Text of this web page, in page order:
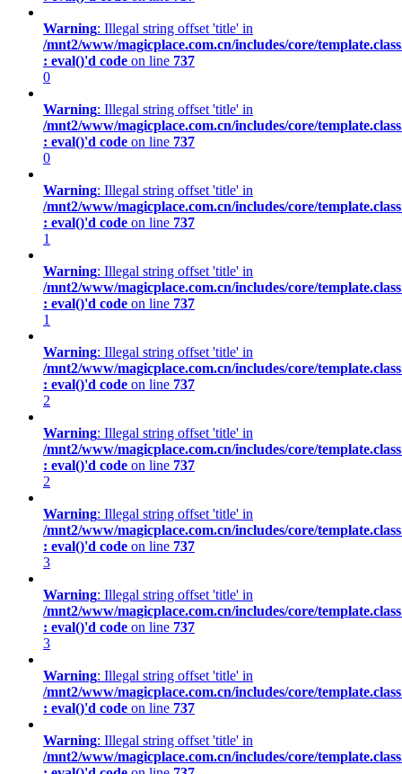
Warning: Illegal string offset 'title' in
/mnt2/www/magicplace.com.cn/includes/core/
: eval()'d code on line 737
0
Warning: Illegal string offset 'title' in
/mnt2/www/magicplace.com.cn/includes/core/
: eval()'d code on line 737
0
Warning: Illegal string offset 'title' in
/mnt2/www/magicplace.com.cn/includes/core/
: eval()'d code on line 737
1
Warning: Illegal string offset 'title' in
/mnt2/www/magicplace.com.cn/includes/core/
: eval()'d code on line 737
1
Warning: Illegal string offset 'title' in
/mnt2/www/magicplace.com.cn/includes/core/
: eval()'d code on line 737
2
Warning: Illegal string offset 'title' in
/mnt2/www/magicplace.com.cn/includes/core/
: eval()'d code on line 737
2
Warning: Illegal string offset 'title' in
/mnt2/www/magicplace.com.cn/includes/core/
: eval()'d code on line 737
3
Warning: Illegal string offset 'title' in
/mnt2/www/magicplace.com.cn/includes/core/
: eval()'d code on line 737
3
Warning: Illegal string offset 'title' in
/mnt2/www/magicplace.com.cn/includes/core/
: eval()'d code on line 737
Warning: Illegal string offset 'title' in
/mnt2/www/magicplace.com.cn/includes/core/